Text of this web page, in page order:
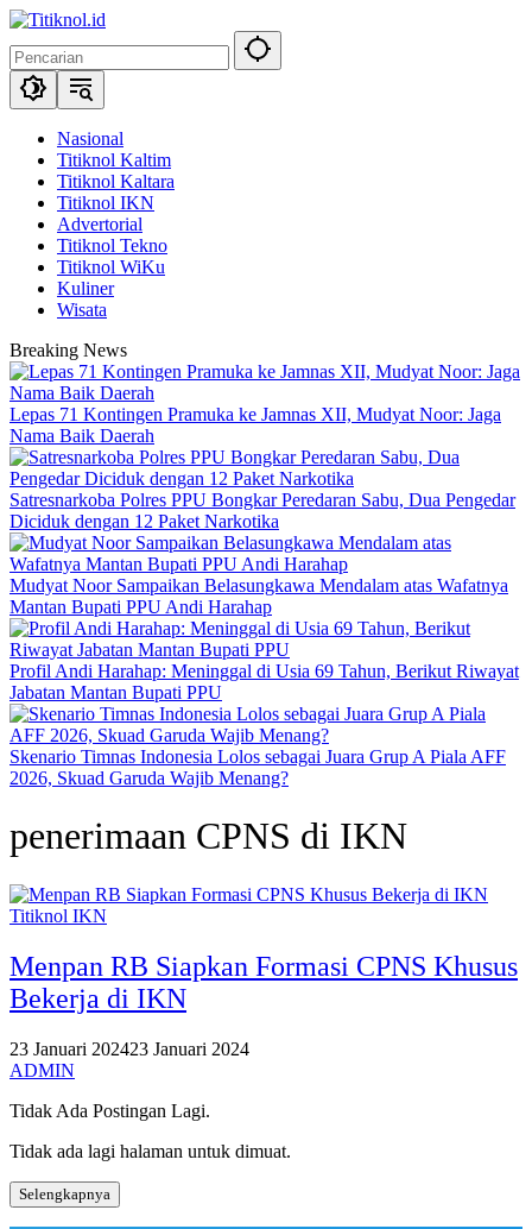
Langsung
konten
Nasional
Titiknol Kaltim
Titiknol Kaltara
Titiknol IKN
Advertorial
Titiknol Tekno
Titiknol WiKu
Kuliner
Wisata
Breaking News
Lepas 71 Kontingen Pramuka ke Jamnas XII, Mudyat Noor: Jaga
Nama Baik Daerah
Satresnarkoba Polres PPU Bongkar Peredaran Sabu, Dua Pengedar
Diciduk dengan 12 Paket Narkotika
Mudyat Noor Sampaikan Belasungkawa Mendalam atas Wafatnya
Mantan Bupati PPU Andi Harahap
Profil Andi Harahap: Meninggal di Usia 69 Tahun, Berikut Riwayat
Jabatan Mantan Bupati PPU
Skenario Timnas Indonesia Lolos sebagai Juara Grup A Piala AFF
2026, Skuad Garuda Wajib Menang?
penerimaan CPNS di IKN
Titiknol IKN
Menpan RB Siapkan Formasi CPNS Khusus
Bekerja di IKN
23 Januari 202423 Januari 2024
ADMIN
Tidak Ada Postingan Lagi.
Tidak ada lagi halaman untuk dimuat.
Selengkapnya